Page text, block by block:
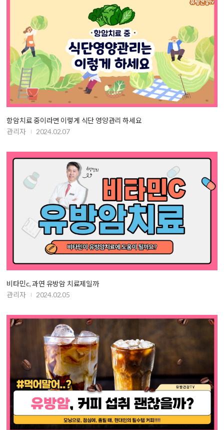
항암치료 중이라면 이렇게 식단 영양관리 하세요
관리자
2024.02.07
비타민c, 과연 유방암 치료제일까
관리자
2024.02.05